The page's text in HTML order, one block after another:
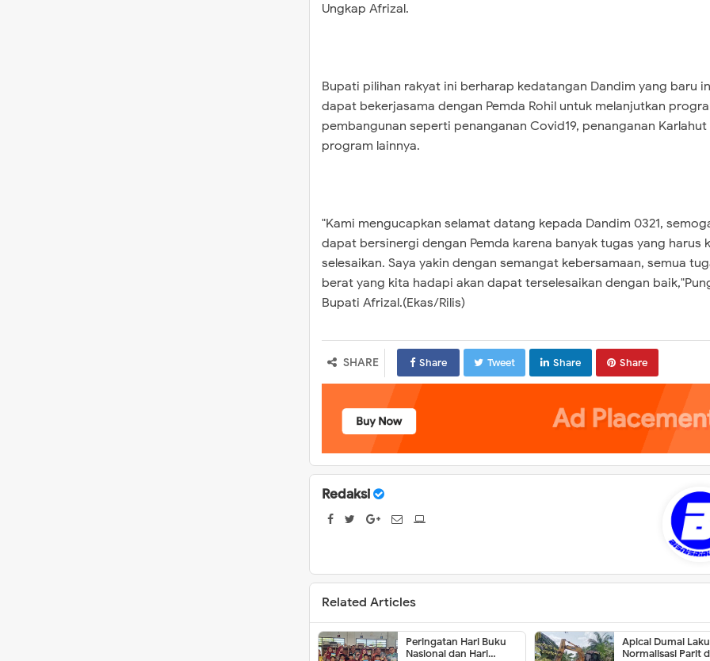
Ungkap Afrizal.
Bupati pilihan rakyat ini berharap kedatangan Dandim yang baru
dapat bekerjasama dengan Pemda Rohil untuk melanjutkan
pembangunan seperti penanganan Covid19, penanganan Karlahut
program lainnya.
"Kami mengucapkan selamat datang kepada Dandim 0321,
dapat bersinergi dengan Pemda karena banyak tugas yang harus
selesaikan. Saya yakin dengan semangat kebersamaan, semua
berat yang kita hadapi akan dapat terselesaikan dengan
Bupati Afrizal.(Ekas/Rilis)
SHARE Share Tweet Share Share
Redaksi
Related Articles
Peringatan Hari Buku
Nasional dan Hari
Apical Dumai
Normalisasi Parit